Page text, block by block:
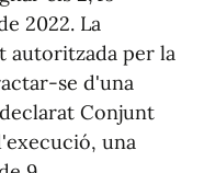
2022. La
autoritzada per la
se d'una
Conjunt
una